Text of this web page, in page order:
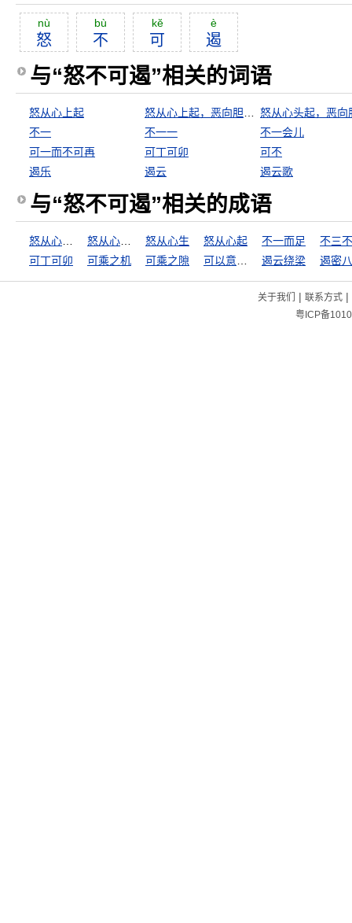
nù
怒
bù
不
kĕ
可
è
遏
与“怒不可遏”相关的词语
怒从心上起
不一
不一一
不一会儿
可一而不可再
可丁可卯
可不
遏乐
遏云 遏云歌
与“怒不可遏”相关的成语
怒从心生 怒从心起 不一而足
不三
可丁可卯
可乘之机 可乘之隙 遏云绕梁 遏密
关于我们 | 联系方式|
粤ICP备